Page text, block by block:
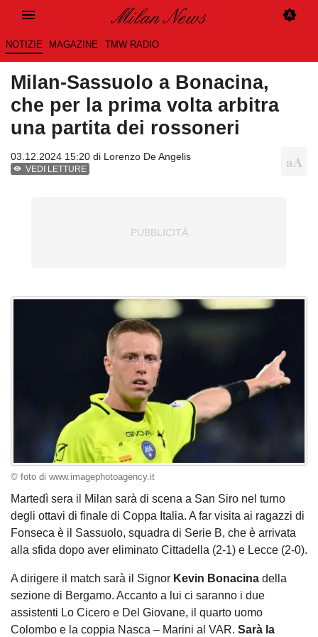
NOTIZIE MAGAZINE TMW RADIO
Milan-Sassuolo a Bonacina,
che per la prima volta arbitra
una partita dei rossoneri
03.12.2024 15:20 di Lorenzo De Angelis
VEDI LETTURE
© foto di www.imagephotoagency.it
Martedì sera il Milan sarà di scena a San Siro nel turno
degli ottavi di finale di Coppa Italia. A far visita ai ragazzi di
Fonseca è il Sassuolo, squadra di Serie B, che è arrivata
alla sfida dopo aver eliminato Cittadella (2-1) e Lecce (2-0).
A dirigere il match sarà il Signor Kevin Bonacina della
sezione di Bergamo. Accanto a lui ci saranno i due
assistenti Lo Cicero e Del Giovane, il quarto uomo
Colombo e la coppia Nasca – Marini al VAR. Sarà la